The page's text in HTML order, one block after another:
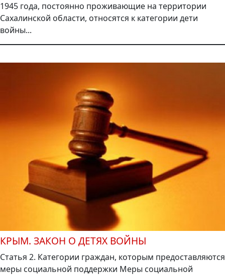
1945 года, постоянно проживающие на территории
Сахалинской области, относятся к категории дети
войны...
КРЫМ. ЗАКОН О ДЕТЯХ ВОЙНЫ
Статья 2. Категории граждан, которым предоставляются
меры социальной поддержки Меры социальной